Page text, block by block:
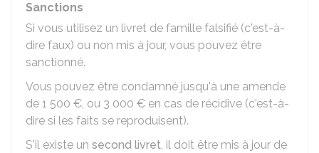
Sanctions
Si vous utilisez un livret de famille falsifié (c'est-à-
dire faux) ou non mis à jour, vous pouvez être
sanctionné.
Vous pouvez être condamné jusqu'à une amende
de 1 500 €, ou 3 000 € en cas de récidive (c'est-à-
dire si les faits se reproduisent).
S'il existe un second livret, il doit être mis à jour de